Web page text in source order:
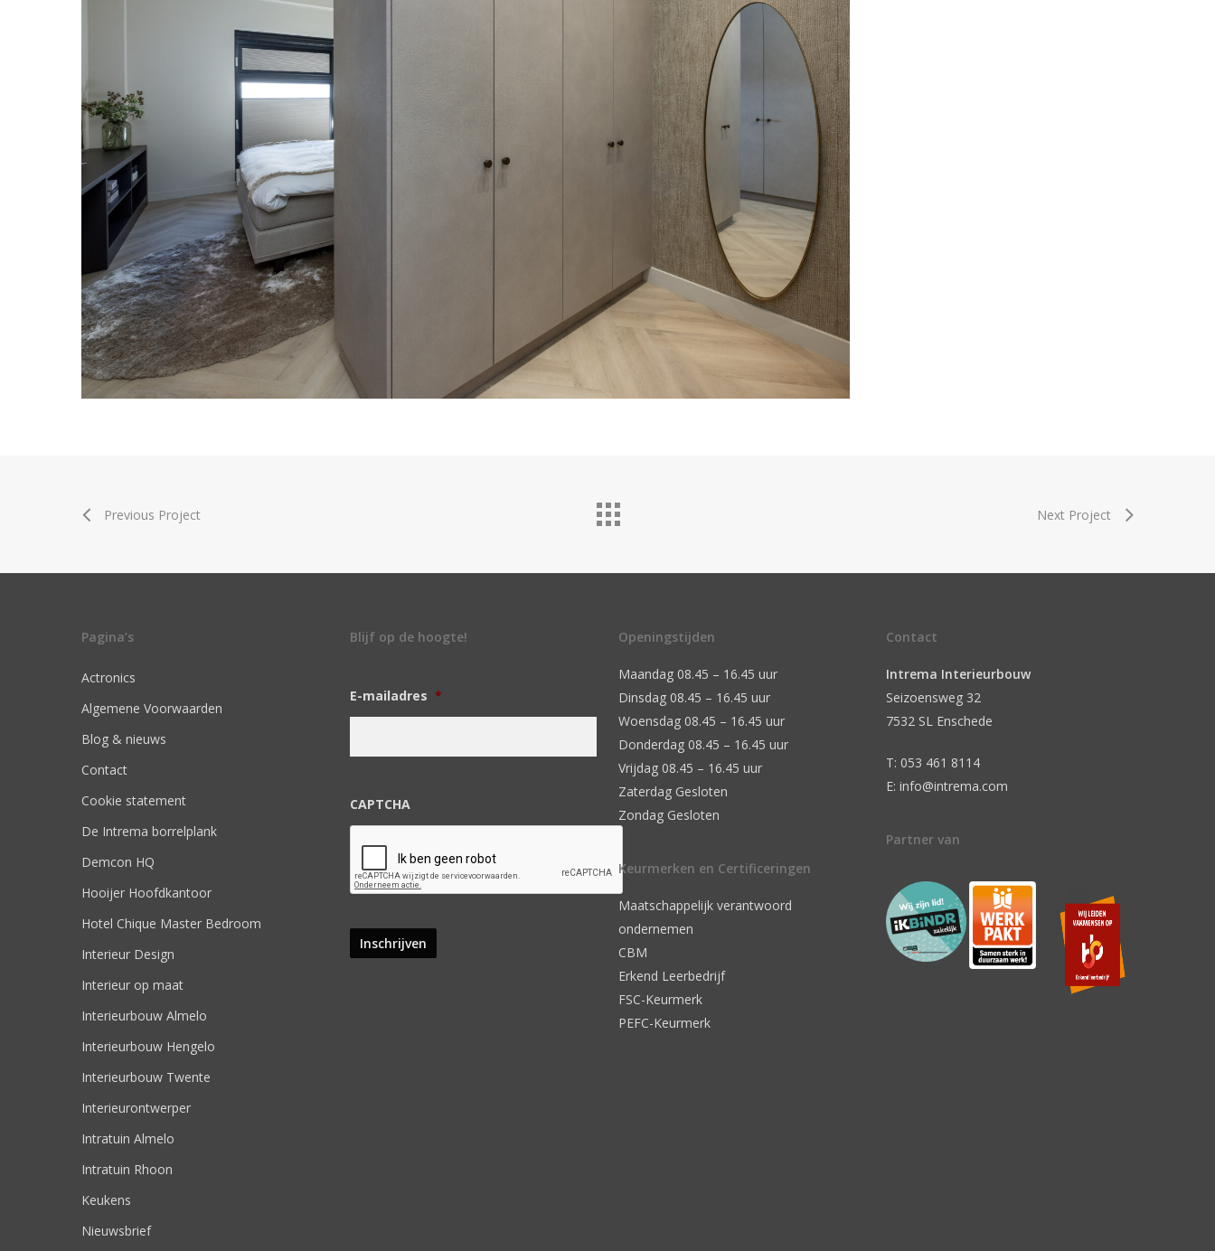
Previous Project Next Project
Pagina’s
Actronics
Algemene Voorwaarden
Blog & nieuws
Contact
Cookie statement
De Intrema borrelplank
Demcon HQ
Hooijer Hoofdkantoor
Hotel Chique Master Bedroom
Interieur Design
Interieur op maat
Interieurbouw Almelo
Interieurbouw Hengelo
Interieurbouw Twente
Interieurontwerper
Intratuin Almelo
Intratuin Rhoon
Keukens
Nieuwsbrief
Blijf op de hoogte!
E-mailadres *
CAPTCHA
Openingstijden
Maandag 08.45 – 16.45 uur
Dinsdag 08.45 – 16.45 uur
Woensdag 08.45 – 16.45 uur
Donderdag 08.45 – 16.45 uur
Vrijdag 08.45 – 16.45 uur
Zaterdag Gesloten
Zondag Gesloten
Keurmerken en Certificeringen
Maatschappelijk verantwoord
ondernemen
CBM
Erkend Leerbedrijf
FSC-Keurmerk
PEFC-Keurmerk
Contact
Intrema Interieurbouw
Seizoensweg 32
7532 SL Enschede
T: 053 461 8114
E: info@intrema.com
Partner van